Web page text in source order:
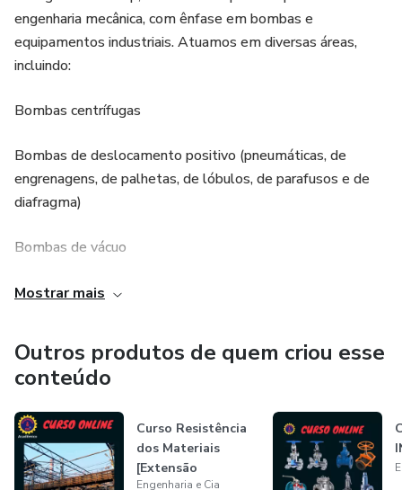
engenharia mecânica, com ênfase em bombas e
equipamentos industriais. Atuamos em diversas áreas,
incluindo:
Bombas centrífugas
Bombas de deslocamento positivo (pneumáticas, de
engrenagens, de palhetas, de lóbulos, de parafusos e de
diafragma)
Bombas de vácuo
Compressores
Nosso propósito é oferecer treinamentos técnicos de alta
engenheiros que desejam ampliar seus conhecimentos e se
destacar no mercado industrial.
Mostrar mais
Outros produtos de quem criou esse
conteúdo
Curso Resistência
dos Materiais
[Extensão
Engenharia e Cia